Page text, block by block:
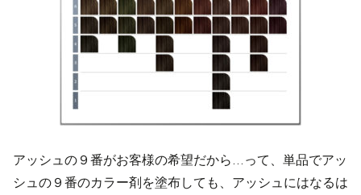
アッシュの９番がお客様の希望だから…って、単品でアッ
シュの９番のカラー剤を塗布しても、アッシュにはなるは